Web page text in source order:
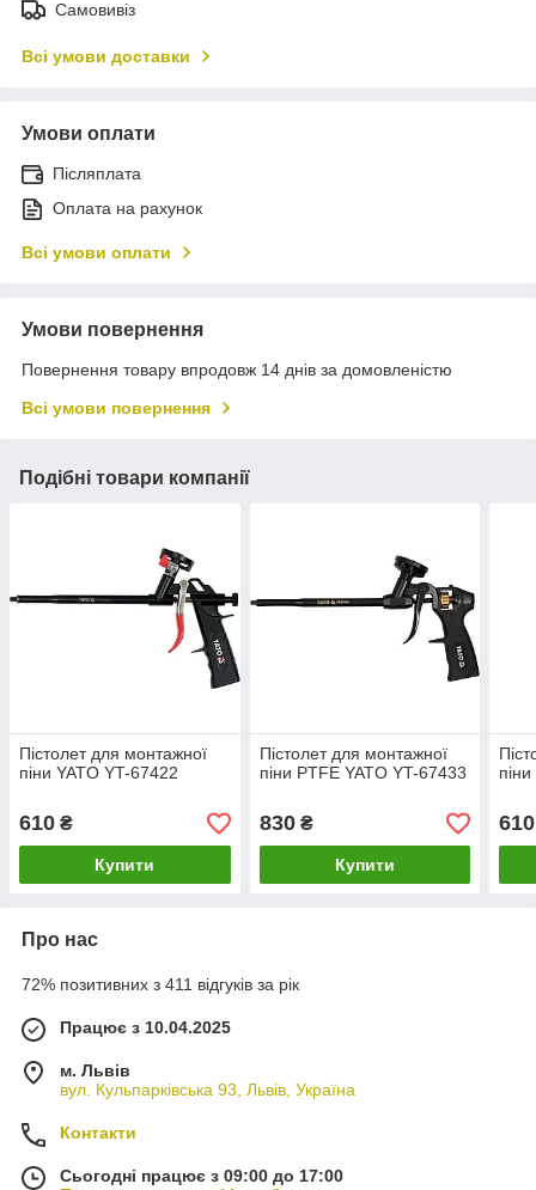
Самовивіз
Всі умови доставки
Умови оплати
Післяплата
Оплата на рахунок
Всі умови оплати
Умови повернення
Повернення товару впродовж 14 днів за домовленістю
Всі умови повернення
Подібні товари компанії
Пістолет для монтажної
піни YATO YT-67422
610 ₴
Купити
Пістолет для монтажної
піни PTFE YATO YT-67433
830₴
Купити
610
Про нас
72% позитивних з 411 відгуків за рік
Працює з 10.04.2025
м. Львів
вул. Кульпарківська 93, Львів, Україна
Контакти
Сьогодні працює з 09:00 до 17:00